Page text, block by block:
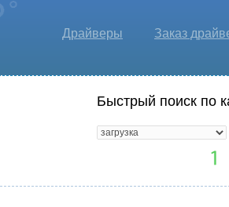
Драйверы Заказ
Быстрый поиск по